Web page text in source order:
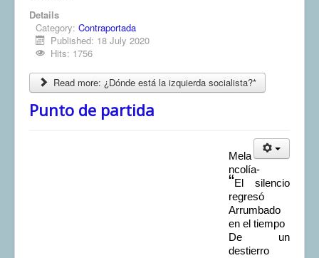
Details
Category: Contraportada
Published: 18 July 2020
Hits: 1756
Read more: ¿Dónde está la izquierda socialista?*
Punto de partida
Mela
ncolía-
“El silencio
regresó
Arrumbado
en el tiempo
De un
destierro